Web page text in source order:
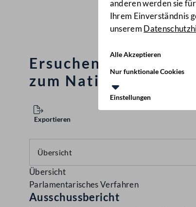
anderen werden sie
Ihrem Einverständnis
unserem
Alle Akzeptieren
Nur funktionale Cookies
Einstellungen
Ersuchen um
zum Nationalrat Dr.
Exportieren
Übersicht
Parlamentarisches Verfahren
Ausschussbericht